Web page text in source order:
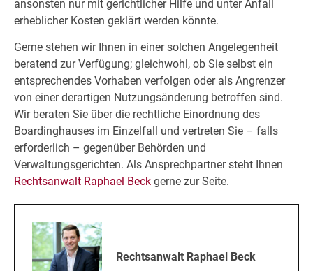
ansonsten nur mit gerichtlicher Hilfe und unter Anfall
erheblicher Kosten geklärt werden könnte.
Gerne stehen wir Ihnen in einer solchen Angelegenheit
beratend zur Verfügung; gleichwohl, ob Sie selbst ein
entsprechendes Vorhaben verfolgen oder als Angrenzer
von einer derartigen Nutzungsänderung betroffen sind.
Wir beraten Sie über die rechtliche Einordnung des
Boardinghauses im Einzelfall und vertreten Sie – falls
erforderlich – gegenüber Behörden und
Verwaltungsgerichten. Als Ansprechpartner steht Ihnen
Rechtsanwalt Raphael Beck gerne zur Seite.
Rechtsanwalt Raphael Beck